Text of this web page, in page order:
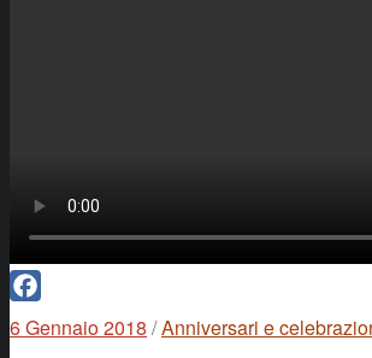
Facebook
6 Gennaio 2018 /Anniversari e